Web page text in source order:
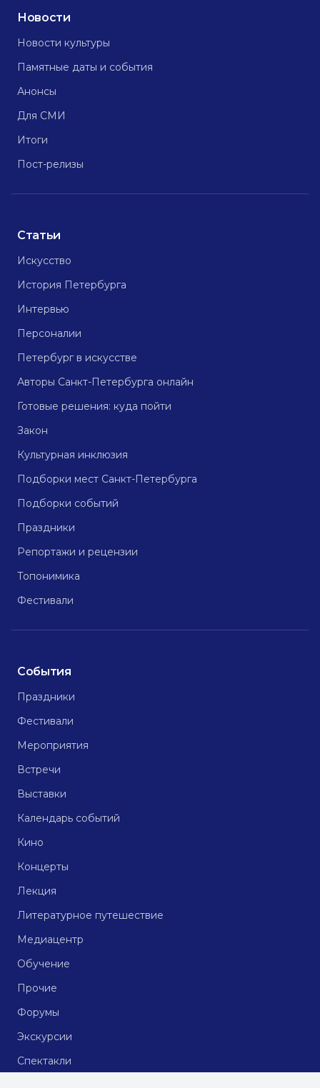
Новости
Новости культуры
Памятные даты и события
Анонсы
Для СМИ
Итоги
Пост-релизы
Статьи
Искусство
История Петербурга
Интервью
Персоналии
Петербург в искусстве
Авторы Санкт-Петербурга онлайн
Готовые решения: куда пойти
Закон
Культурная инклюзия
Подборки мест Санкт-Петербурга
Подборки событий
Праздники
Репортажи и рецензии
Топонимика
Фестивали
События
Праздники
Фестивали
Мероприятия
Встречи
Выставки
Календарь событий
Кино
Концерты
Лекция
Литературное путешествие
Медиацентр
Обучение
Прочие
Форумы
Экскурсии
Спектакли